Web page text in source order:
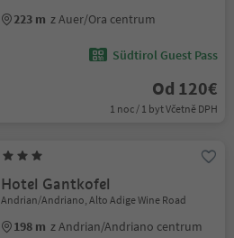
223 m z Auer/Ora centrum
Südtirol Guest Pass
Od 120€
1 noc / 1 byt Včetně DPH
Hotel Gantkofel
Andrian/Andriano, Alto Adige Wine Road
198 m z Andrian/Andriano centrum